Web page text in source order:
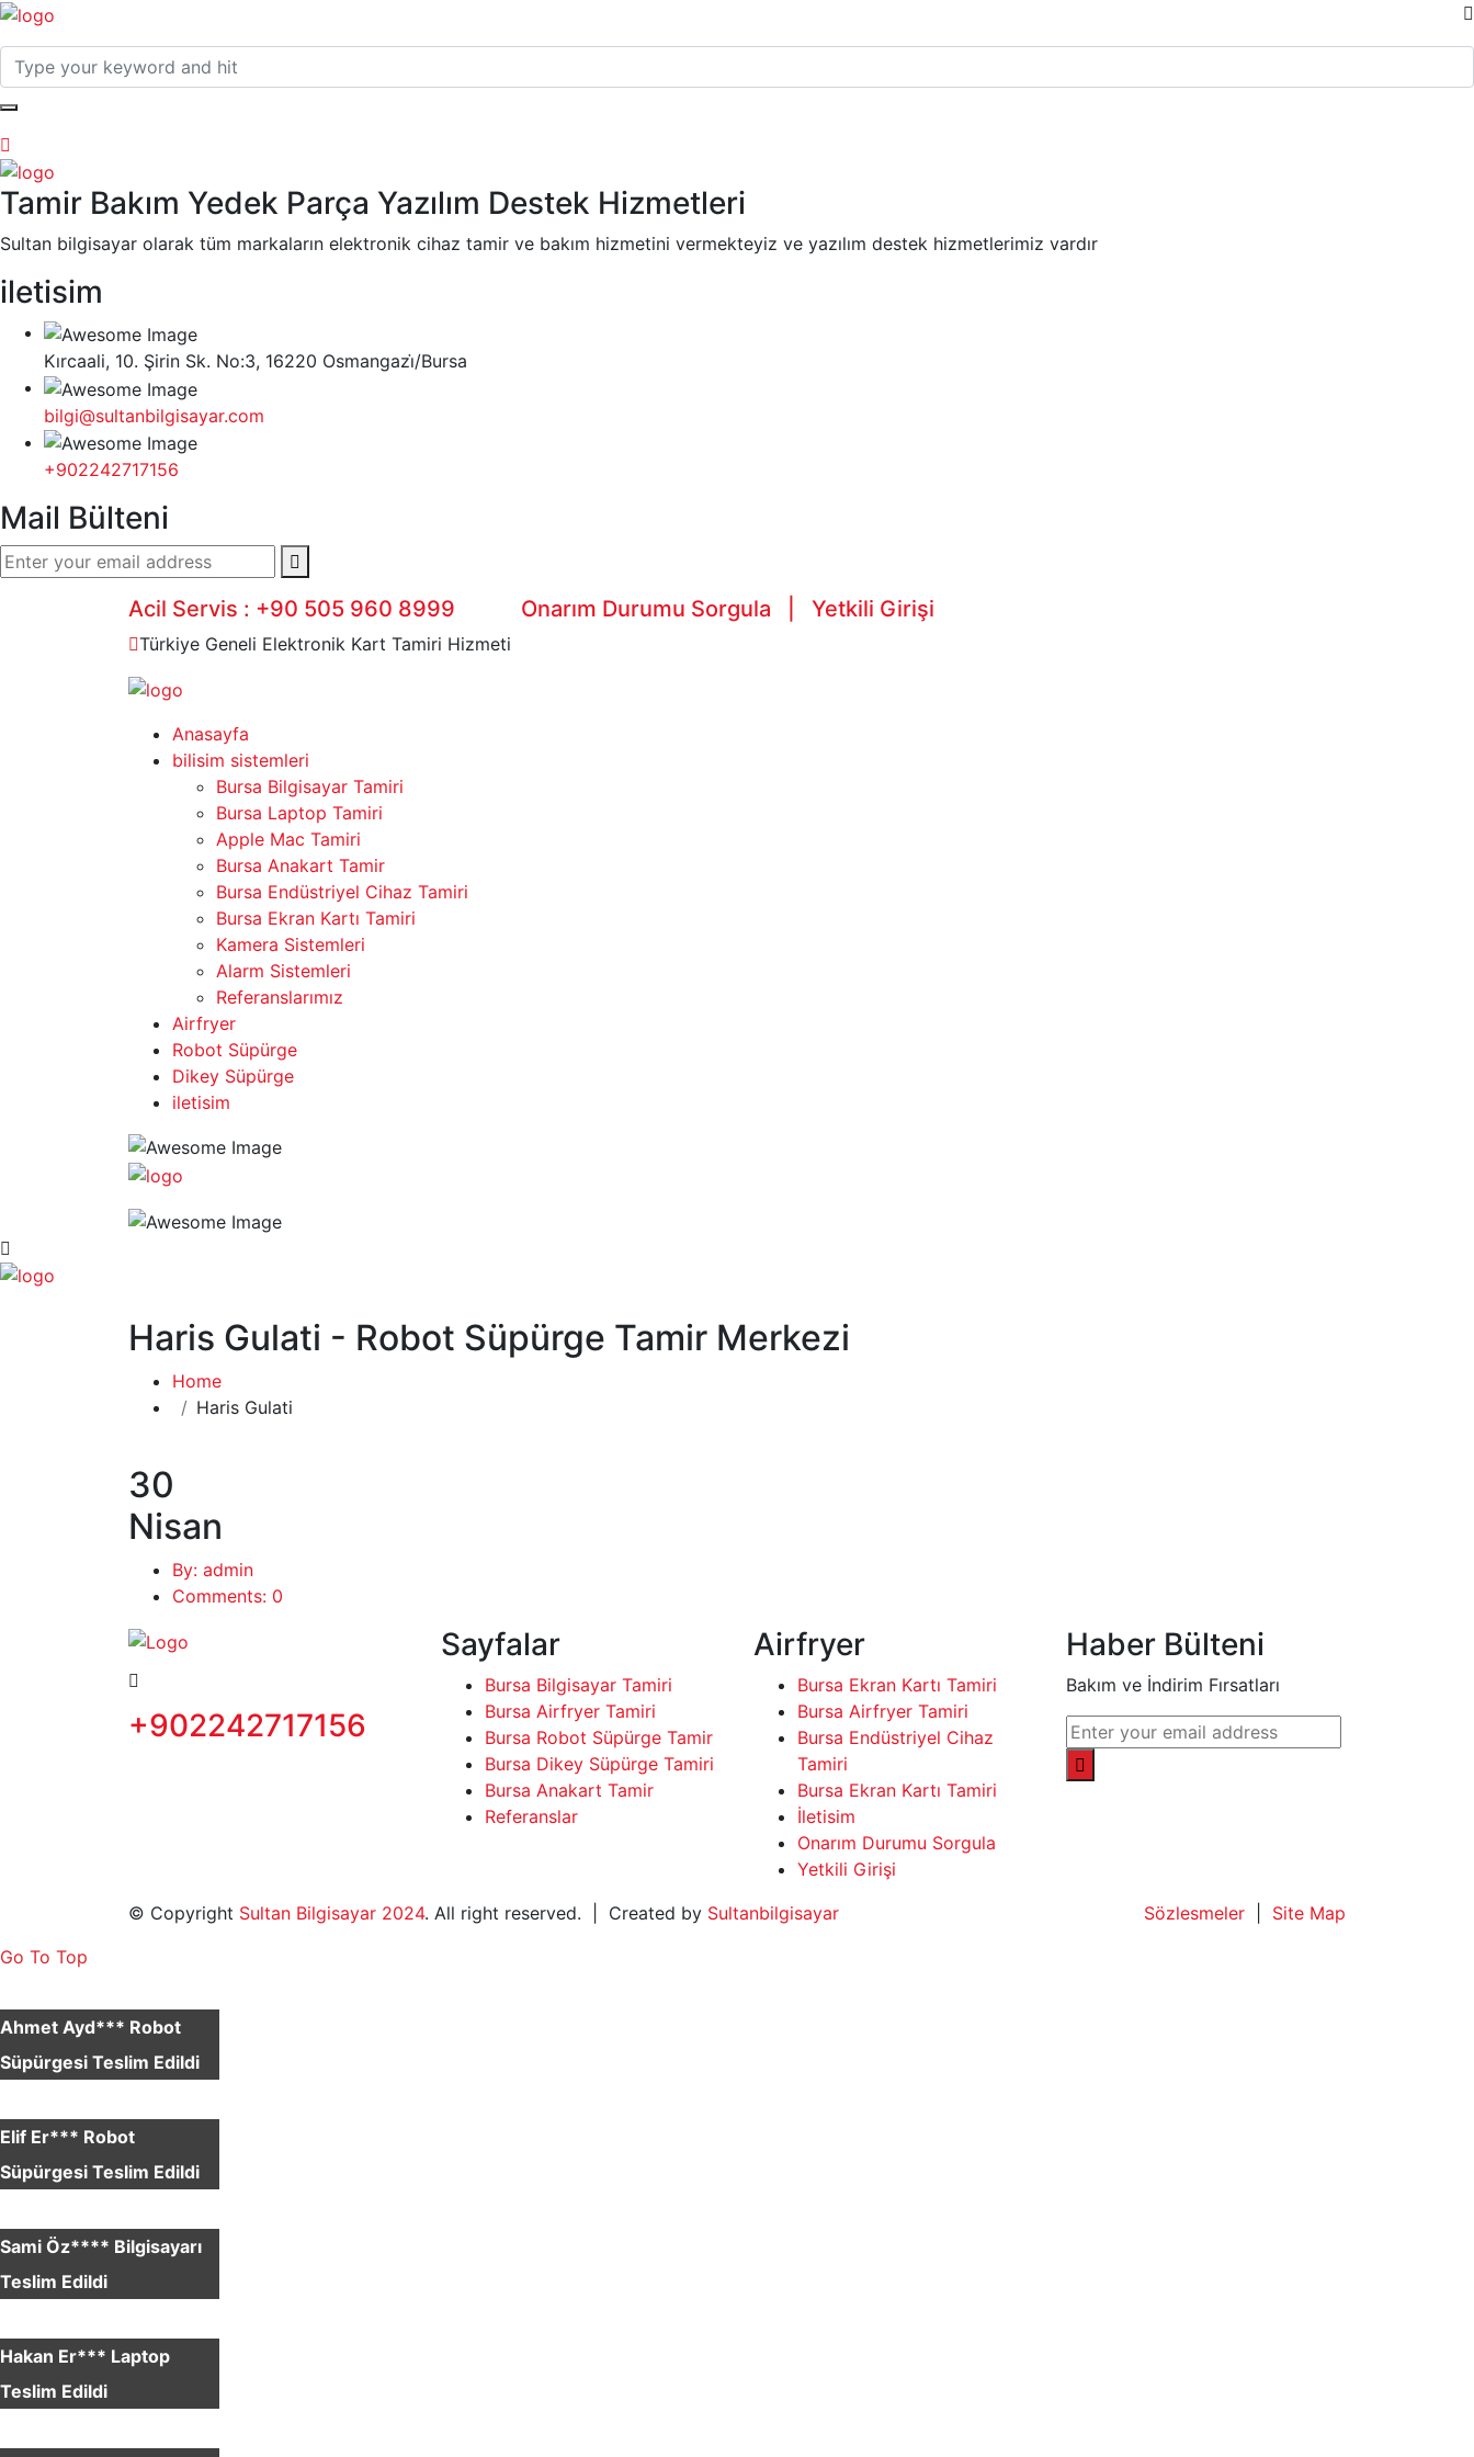
Tamir Bakım Yedek Parça Yazılım Destek Hizmetleri
Sultan bilgisayar olarak tüm markaların elektronik cihaz tamir ve bakım hizmetini vermekteyiz ve yazılım destek hizmetlerimiz vardır
iletisim
Kırcaali, 10. Şirin Sk. No:3, 16220 Osmangazi̇/Bursa
bilgi@sultanbilgisayar.com
+902242717156
Mail Bülteni
Acil Servis : +90 505 960 8999 Onarım Durumu Sorgula Yetkili Girişi
Türkiye Geneli Elektronik Kart Tamiri Hizmeti
Anasayfa
bilisim sistemleri
Bursa Bilgisayar Tamiri
Bursa Laptop Tamiri
Apple Mac Tamiri
Bursa Anakart Tamir
Bursa Endüstriyel Cihaz Tamiri
Bursa Ekran Kartı Tamiri
Kamera Sistemleri
Alarm Sistemleri
Referanslarımız
Airfryer
Robot Süpürge
Dikey Süpürge
iletisim
Haris Gulati - Robot Süpürge Tamir Merkezi
Home
Haris Gulati
30
Nisan
By: admin
Comments: 0
+902242717156
Sayfalar
Bursa Bilgisayar Tamiri
Bursa Airfryer Tamiri
Bursa Robot Süpürge Tamir
Bursa Dikey Süpürge Tamiri
Bursa Anakart Tamir
Referanslar
Airfryer
Bursa Ekran Kartı Tamiri
Bursa Airfryer Tamiri
Bursa Endüstriyel Cihaz
Tamiri
Bursa Ekran Kartı Tamiri
İletisim
Onarım Durumu Sorgula
Yetkili Girişi
Haber Bülteni
Bakım ve İndirim Fırsatları
© Copyright Sultan Bilgisayar 2024. All right reserved. | Created by Sultanbilgisayar Sözlesmeler
Site Map
Go To Top
Ahmet Ayd*** Robot
Süpürgesi Teslim Edildi
Elif Er*** Robot
Süpürgesi Teslim Edildi
Sami Öz**** Bilgisayarı
Teslim Edildi
Hakan Er*** Laptop
Teslim Edildi